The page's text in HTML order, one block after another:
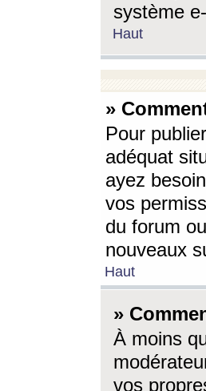
système
Haut
»
Pour
adéquat
ayez
vos
du forum
nouveaux
Haut
»
À moins
vos